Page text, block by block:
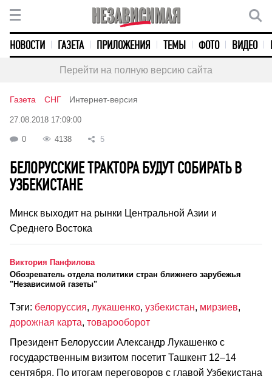
НОВОСТИ ГАЗЕТА ПРИЛОЖЕНИЯ ТЕМЫ ФОТО ВИДЕО
Перейти на полную версию сайта
Газета СНГ Интернет-версия
27.08.2018 17:09:00
0 4138 5
БЕЛОРУССКИЕ ТРАКТОРА БУДУТ СОБИРАТЬ В
УЗБЕКИСТАНЕ
Минск выходит на рынки Центральной Азии и
Среднего Востока
Виктория Панфилова
Обозреватель отдела политики стран ближнего зарубежья
"Независимой газеты"
Тэги: белоруссия, лукашенко, узбекистан, мирзиев,
дорожная карта, товарооборот
Президент Белоруссии Александр Лукашенко с
государственным визитом посетит Ташкент 12–14
сентября. По итогам переговоров с главой Узбекистана